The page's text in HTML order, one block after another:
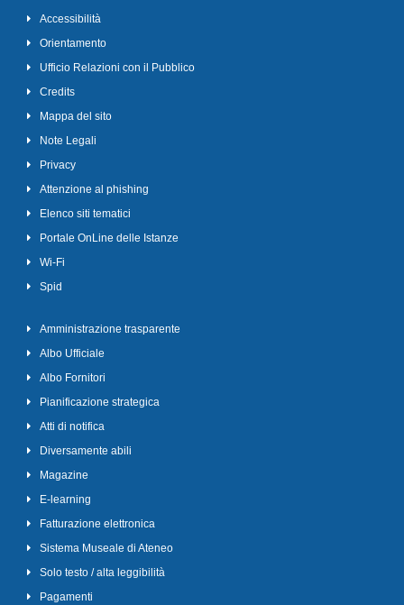
Accessibilità
Orientamento
Ufficio Relazioni con il Pubblico
Credits
Mappa del sito
Note Legali
Privacy
Attenzione al phishing
Elenco siti tematici
Portale OnLine delle Istanze
Wi-Fi
Spid
Amministrazione trasparente
Albo Ufficiale
Albo Fornitori
Pianificazione strategica
Atti di notifica
Diversamente abili
Magazine
E-learning
Fatturazione elettronica
Sistema Museale di Ateneo
Solo testo / alta leggibilità
Pagamenti